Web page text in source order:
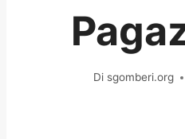
Di sgomberi.org